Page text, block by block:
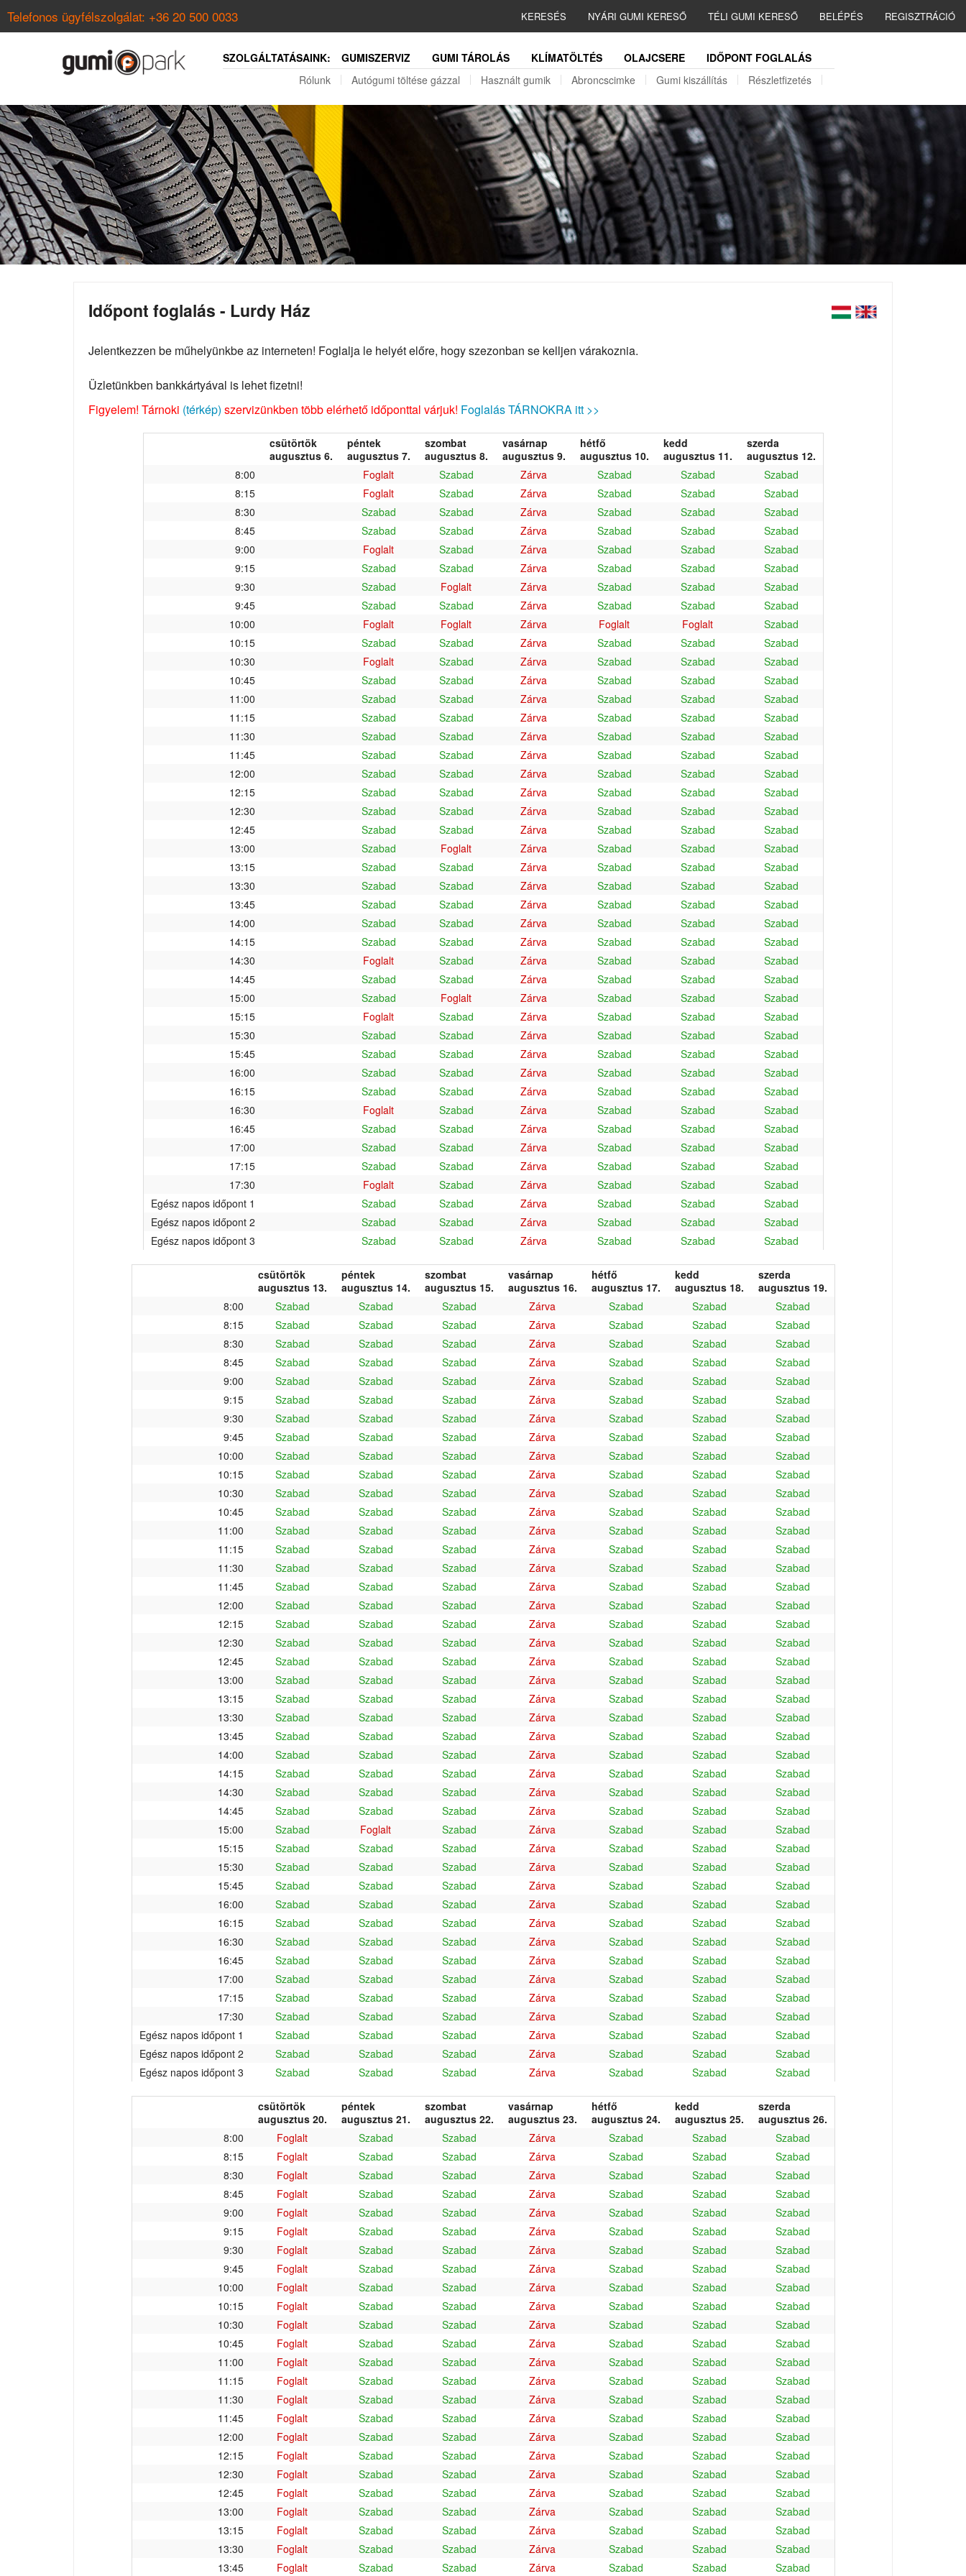
Telefonos ügyfélszolgálat: +36 20 500 0033 KERESÉS NYÁRI GUMI KERESŐ TÉLI GUMI KERESŐ BELÉPÉS REGISZTRÁCIÓ
SZOLGÁLTATÁSAINK: GUMISZERVIZ GUMI TÁROLÁS KLÍMATÖLTÉS OLAJCSERE
IDŐPONT FOGLALÁS
Rólunk
Autógumi töltése gázzal Használt gumik Abroncscimke Gumi kiszállítás Részletfizetés
Időpont foglalás - Lurdy Ház
Jelentkezzen be műhelyünkbe az interneten! Foglalja le helyét előre, hogy szezonban se kelljen várakoznia.
Üzletünkben bankkártyával is lehet fizetni!
Figyelem! Tárnoki (térkép) szervizünkben több elérhető időponttal várjuk! Foglalás TÁRNOKRA itt >>
csütörtök
augusztus 6.
péntek
augusztus 7.
szombat
augusztus 8.
vasárnap
augusztus 9.
hétfő
augusztus 10.
kedd
augusztus 11.
szerda
augusztus 12.
8:00
Foglalt Szabad Zárva Szabad Szabad
Szabad
8:15
Foglalt Szabad Zárva Szabad Szabad
Szabad
8:30
Szabad Szabad Zárva Szabad Szabad
Szabad
8:45
Szabad Szabad Zárva Szabad Szabad
Szabad
9:00
Foglalt Szabad Zárva Szabad Szabad
Szabad
9:15
Szabad Szabad Zárva Szabad Szabad
Szabad
9:30
Szabad Foglalt Zárva Szabad Szabad
Szabad
9:45
Szabad Szabad Zárva Szabad Szabad
Szabad
10:00
Foglalt Foglalt Zárva Foglalt Foglalt
Szabad
10:15
Szabad Szabad Zárva Szabad Szabad
Szabad
10:30
Foglalt Szabad Zárva Szabad Szabad
Szabad
10:45
Szabad Szabad Zárva Szabad Szabad
Szabad
11:00
Szabad Szabad Zárva Szabad Szabad
Szabad
11:15
Szabad Szabad Zárva Szabad Szabad
Szabad
11:30
Szabad Szabad Zárva Szabad Szabad
Szabad
11:45
Szabad Szabad Zárva Szabad Szabad
Szabad
12:00
Szabad Szabad Zárva Szabad Szabad
Szabad
12:15
Szabad Szabad Zárva Szabad Szabad
Szabad
12:30
Szabad Szabad Zárva Szabad Szabad
Szabad
12:45
Szabad Szabad Zárva Szabad Szabad
Szabad
13:00
Szabad Foglalt Zárva Szabad Szabad
Szabad
13:15
Szabad Szabad Zárva Szabad Szabad
Szabad
13:30
Szabad Szabad Zárva Szabad Szabad
Szabad
13:45
Szabad Szabad Zárva Szabad Szabad
Szabad
14:00
Szabad Szabad Zárva Szabad Szabad
Szabad
14:15
Szabad Szabad Zárva Szabad Szabad
Szabad
14:30
Foglalt Szabad Zárva Szabad Szabad
Szabad
14:45
Szabad Szabad Zárva Szabad Szabad
Szabad
15:00
Szabad Foglalt Zárva Szabad Szabad
Szabad
15:15
Foglalt Szabad Zárva Szabad Szabad
Szabad
15:30
Szabad Szabad Zárva Szabad Szabad
Szabad
15:45
Szabad Szabad Zárva Szabad Szabad
Szabad
16:00
Szabad Szabad Zárva Szabad Szabad
Szabad
16:15
Szabad Szabad Zárva Szabad Szabad
Szabad
16:30
Foglalt Szabad Zárva Szabad Szabad
Szabad
16:45
Szabad Szabad Zárva Szabad Szabad
Szabad
17:00
Szabad Szabad Zárva Szabad Szabad
Szabad
17:15
Szabad Szabad Zárva Szabad Szabad
Szabad
17:30
Foglalt Szabad Zárva Szabad Szabad
Szabad
Egész napos időpont 1
Szabad Szabad Zárva Szabad Szabad
Szabad
Egész napos időpont 2
Szabad Szabad Zárva Szabad Szabad
Szabad
Egész napos időpont 3
Szabad Szabad Zárva Szabad Szabad Szabad
csütörtök
augusztus 13.
péntek
augusztus 14.
szombat
augusztus 15.
vasárnap
augusztus 16.
hétfő
augusztus 17.
kedd
augusztus 18.
szerda
augusztus 19.
8:00
Szabad Szabad Szabad Zárva Szabad Szabad
Szabad
8:15
Szabad Szabad Szabad Zárva Szabad Szabad
Szabad
8:30
Szabad Szabad Szabad Zárva Szabad Szabad
Szabad
8:45
Szabad Szabad Szabad Zárva Szabad Szabad
Szabad
9:00
Szabad Szabad Szabad Zárva Szabad Szabad
Szabad
9:15
Szabad Szabad Szabad Zárva Szabad Szabad
Szabad
9:30
Szabad Szabad Szabad Zárva Szabad Szabad
Szabad
9:45
Szabad Szabad Szabad Zárva Szabad Szabad
Szabad
10:00
Szabad Szabad Szabad Zárva Szabad Szabad
Szabad
10:15
Szabad Szabad Szabad Zárva Szabad Szabad
Szabad
10:30
Szabad Szabad Szabad Zárva Szabad Szabad
Szabad
10:45
Szabad Szabad Szabad Zárva Szabad Szabad
Szabad
11:00
Szabad Szabad Szabad Zárva Szabad Szabad
Szabad
11:15
Szabad Szabad Szabad Zárva Szabad Szabad
Szabad
11:30
Szabad Szabad Szabad Zárva Szabad Szabad
Szabad
11:45
Szabad Szabad Szabad Zárva Szabad Szabad
Szabad
12:00
Szabad Szabad Szabad Zárva Szabad Szabad
Szabad
12:15
Szabad Szabad Szabad Zárva Szabad Szabad
Szabad
12:30
Szabad Szabad Szabad Zárva Szabad Szabad
Szabad
12:45
Szabad Szabad Szabad Zárva Szabad Szabad
Szabad
13:00
Szabad Szabad Szabad Zárva Szabad Szabad
Szabad
13:15
Szabad Szabad Szabad Zárva Szabad Szabad
Szabad
13:30
Szabad Szabad Szabad Zárva Szabad Szabad
Szabad
13:45
Szabad Szabad Szabad Zárva Szabad Szabad
Szabad
14:00
Szabad Szabad Szabad Zárva Szabad Szabad
Szabad
14:15
Szabad Szabad Szabad Zárva Szabad Szabad
Szabad
14:30
Szabad Szabad Szabad Zárva Szabad Szabad
Szabad
14:45
Szabad Szabad Szabad Zárva Szabad Szabad
Szabad
15:00
Szabad Foglalt Szabad Zárva Szabad Szabad
Szabad
15:15
Szabad Szabad Szabad Zárva Szabad Szabad
Szabad
15:30
Szabad Szabad Szabad Zárva Szabad Szabad
Szabad
15:45
Szabad Szabad Szabad Zárva Szabad Szabad
Szabad
16:00
Szabad Szabad Szabad Zárva Szabad Szabad
Szabad
16:15
Szabad Szabad Szabad Zárva Szabad Szabad
Szabad
16:30
Szabad Szabad Szabad Zárva Szabad Szabad
Szabad
16:45
Szabad Szabad Szabad Zárva Szabad Szabad
Szabad
17:00
Szabad Szabad Szabad Zárva Szabad Szabad
Szabad
17:15
Szabad Szabad Szabad Zárva Szabad Szabad
Szabad
17:30
Szabad Szabad Szabad Zárva Szabad Szabad
Szabad
Egész napos időpont 1
Szabad Szabad Szabad Zárva Szabad Szabad
Szabad
Egész napos időpont 2
Szabad Szabad Szabad Zárva Szabad Szabad
Szabad
Egész napos időpont 3
Szabad Szabad Szabad Zárva Szabad Szabad Szabad
csütörtök
augusztus 20.
péntek
augusztus 21.
szombat
augusztus 22.
vasárnap
augusztus 23.
hétfő
augusztus 24.
kedd
augusztus 25.
szerda
augusztus 26.
8:00
Foglalt Szabad Szabad Zárva Szabad Szabad
Szabad
8:15
Foglalt Szabad Szabad Zárva Szabad Szabad
Szabad
8:30
Foglalt Szabad Szabad Zárva Szabad Szabad
Szabad
8:45
Foglalt Szabad Szabad Zárva Szabad Szabad
Szabad
9:00
Foglalt Szabad Szabad Zárva Szabad Szabad
Szabad
9:15
Foglalt Szabad Szabad Zárva Szabad Szabad
Szabad
9:30
Foglalt Szabad Szabad Zárva Szabad Szabad
Szabad
9:45
Foglalt Szabad Szabad Zárva Szabad Szabad
Szabad
10:00
Foglalt Szabad Szabad Zárva Szabad Szabad
Szabad
10:15
Foglalt Szabad Szabad Zárva Szabad Szabad
Szabad
10:30
Foglalt Szabad Szabad Zárva Szabad Szabad
Szabad
10:45
Foglalt Szabad Szabad Zárva Szabad Szabad
Szabad
11:00
Foglalt Szabad Szabad Zárva Szabad Szabad
Szabad
11:15
Foglalt Szabad Szabad Zárva Szabad Szabad
Szabad
11:30
Foglalt Szabad Szabad Zárva Szabad Szabad
Szabad
11:45
Foglalt Szabad Szabad Zárva Szabad Szabad
Szabad
12:00
Foglalt Szabad Szabad Zárva Szabad Szabad
Szabad
12:15
Foglalt Szabad Szabad Zárva Szabad Szabad
Szabad
12:30
Foglalt Szabad Szabad Zárva Szabad Szabad
Szabad
12:45
Foglalt Szabad Szabad Zárva Szabad Szabad
Szabad
13:00
Foglalt Szabad Szabad Zárva Szabad Szabad
Szabad
13:15
Foglalt Szabad Szabad Zárva Szabad Szabad
Szabad
13:30
Foglalt Szabad Szabad Zárva Szabad Szabad
Szabad
13:45
Foglalt Szabad Szabad Zárva Szabad Szabad Szabad